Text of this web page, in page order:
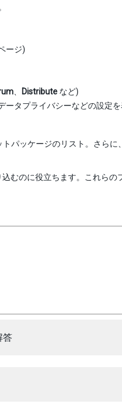
ージ)
Distribute など)
タプライバシーなどの設定
パッケージのリスト。さら
むのに役立ちます。これらの
答